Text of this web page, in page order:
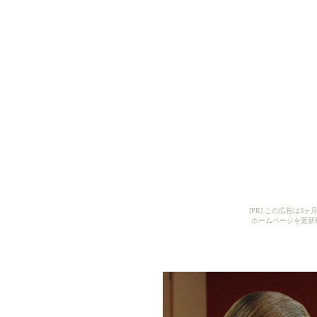
[PR] この広告は3ヶ
ホームページを更